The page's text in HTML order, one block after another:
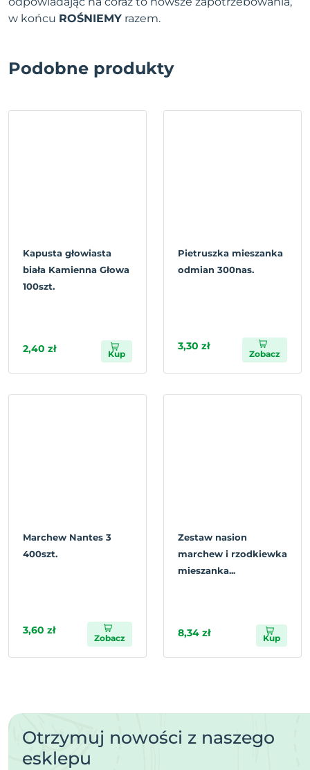
w końcu ROŚNIEMY razem.
Podobne produkty
Kapusta głowiasta
biała Kamienna Głowa
100szt.
2,40 zł Kup
Pietruszka mieszanka
odmian 300nas.
3,30 zł
Zobacz
Marchew Nantes 3
400szt.
3,60 zł
Zobacz
Zestaw nasion
marchew i rzodkiewka
mieszanka...
8,34 zł Kup
Otrzymuj nowości z naszego
esklepu